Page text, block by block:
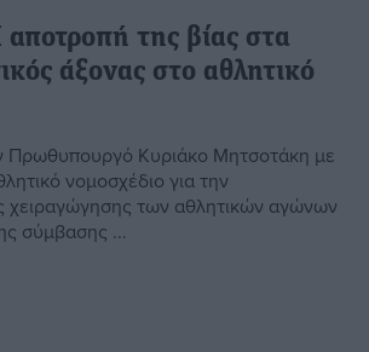
της βίας στα
άξονας στο αθλητικό
Πρωθυπουργό Κυριάκο Μητσοτάκη με
νομοσχέδιο για την
χειραγώγησης των αθλητικών αγώνων
σύμβασης ...